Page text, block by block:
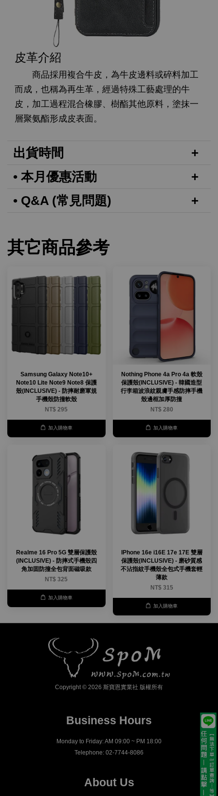
皮革介紹
商品採用複合牛皮，為牛皮邊料或碎料加工
而成，也稱為再生革，經過特殊工藝處理的牛
皮，加工過程混合橡膠、樹酯其他原料，塗抹一
層聚氨酯形成皮表面。
出貨時間
• 本月優惠活動
• Q&A (常見問題)
其它商品參考
Samsung Galaxy Note10+
Note10 Lite Note9 Note8 保護
殼(INCLUSIVE) - 防摔耐磨軍規
手機殼防撞軟殼
NT$ 295
加入購物車
Nothing Phone 4a Pro 4a 軟殼
保護殼(INCLUSIVE) - 韓國造型
行李箱波浪紋親膚手感防摔手機
殼邊框加厚防撞
NT$ 280
加入購物車
Realme 16 Pro 5G 雙層保護殼
(INCLUSIVE) - 防摔式手機殼四
角加固防撞全包背面磁吸款
NT$ 325
加入購物車
IPhone 16e i16E 17e 17E 雙層
保護殼(INCLUSIVE) - 磨砂質感
不沾指紋手機殼全包式手機套輕
薄款
NT$ 315
加入購物車
Copyright © 2026 斯寶恩實業社 版權所有
Business Hours
Monday to Friday: AM 09:00 ~ PM 18:00
Telephone: 02-7744-8086
About Us